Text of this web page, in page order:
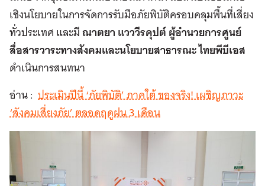
เชิงนโยบายในการจัดการรับมือภัยพิบัติครอบคลุมพื้นที่เสี่ยง
ทั่วประเทศ และมีณาตยา แวววีรคุปต์ ผู้อำนวยการศูนย์
สื่อสารวาระทางสังคมและนโยบายสาธารณะ ไทยพีบีเอส
ดำเนินการสนทนา
อ่าน : ประเมินปีนี้ ‘ภัยพิบัติ’ ภาคใต้ ของจริง! เผชิญภาวะ
‘สังคมเสี่ยงภัย’ ตลอดฤดูฝน 3 เดือน